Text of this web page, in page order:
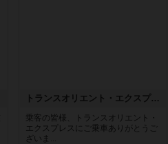
トランスオリエント・エクスプレス
乗客の皆様、トランスオリエント・
エクスプレスにご乗車ありがとうご
ざいま...